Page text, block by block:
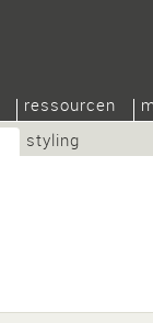
styling
ressourcen